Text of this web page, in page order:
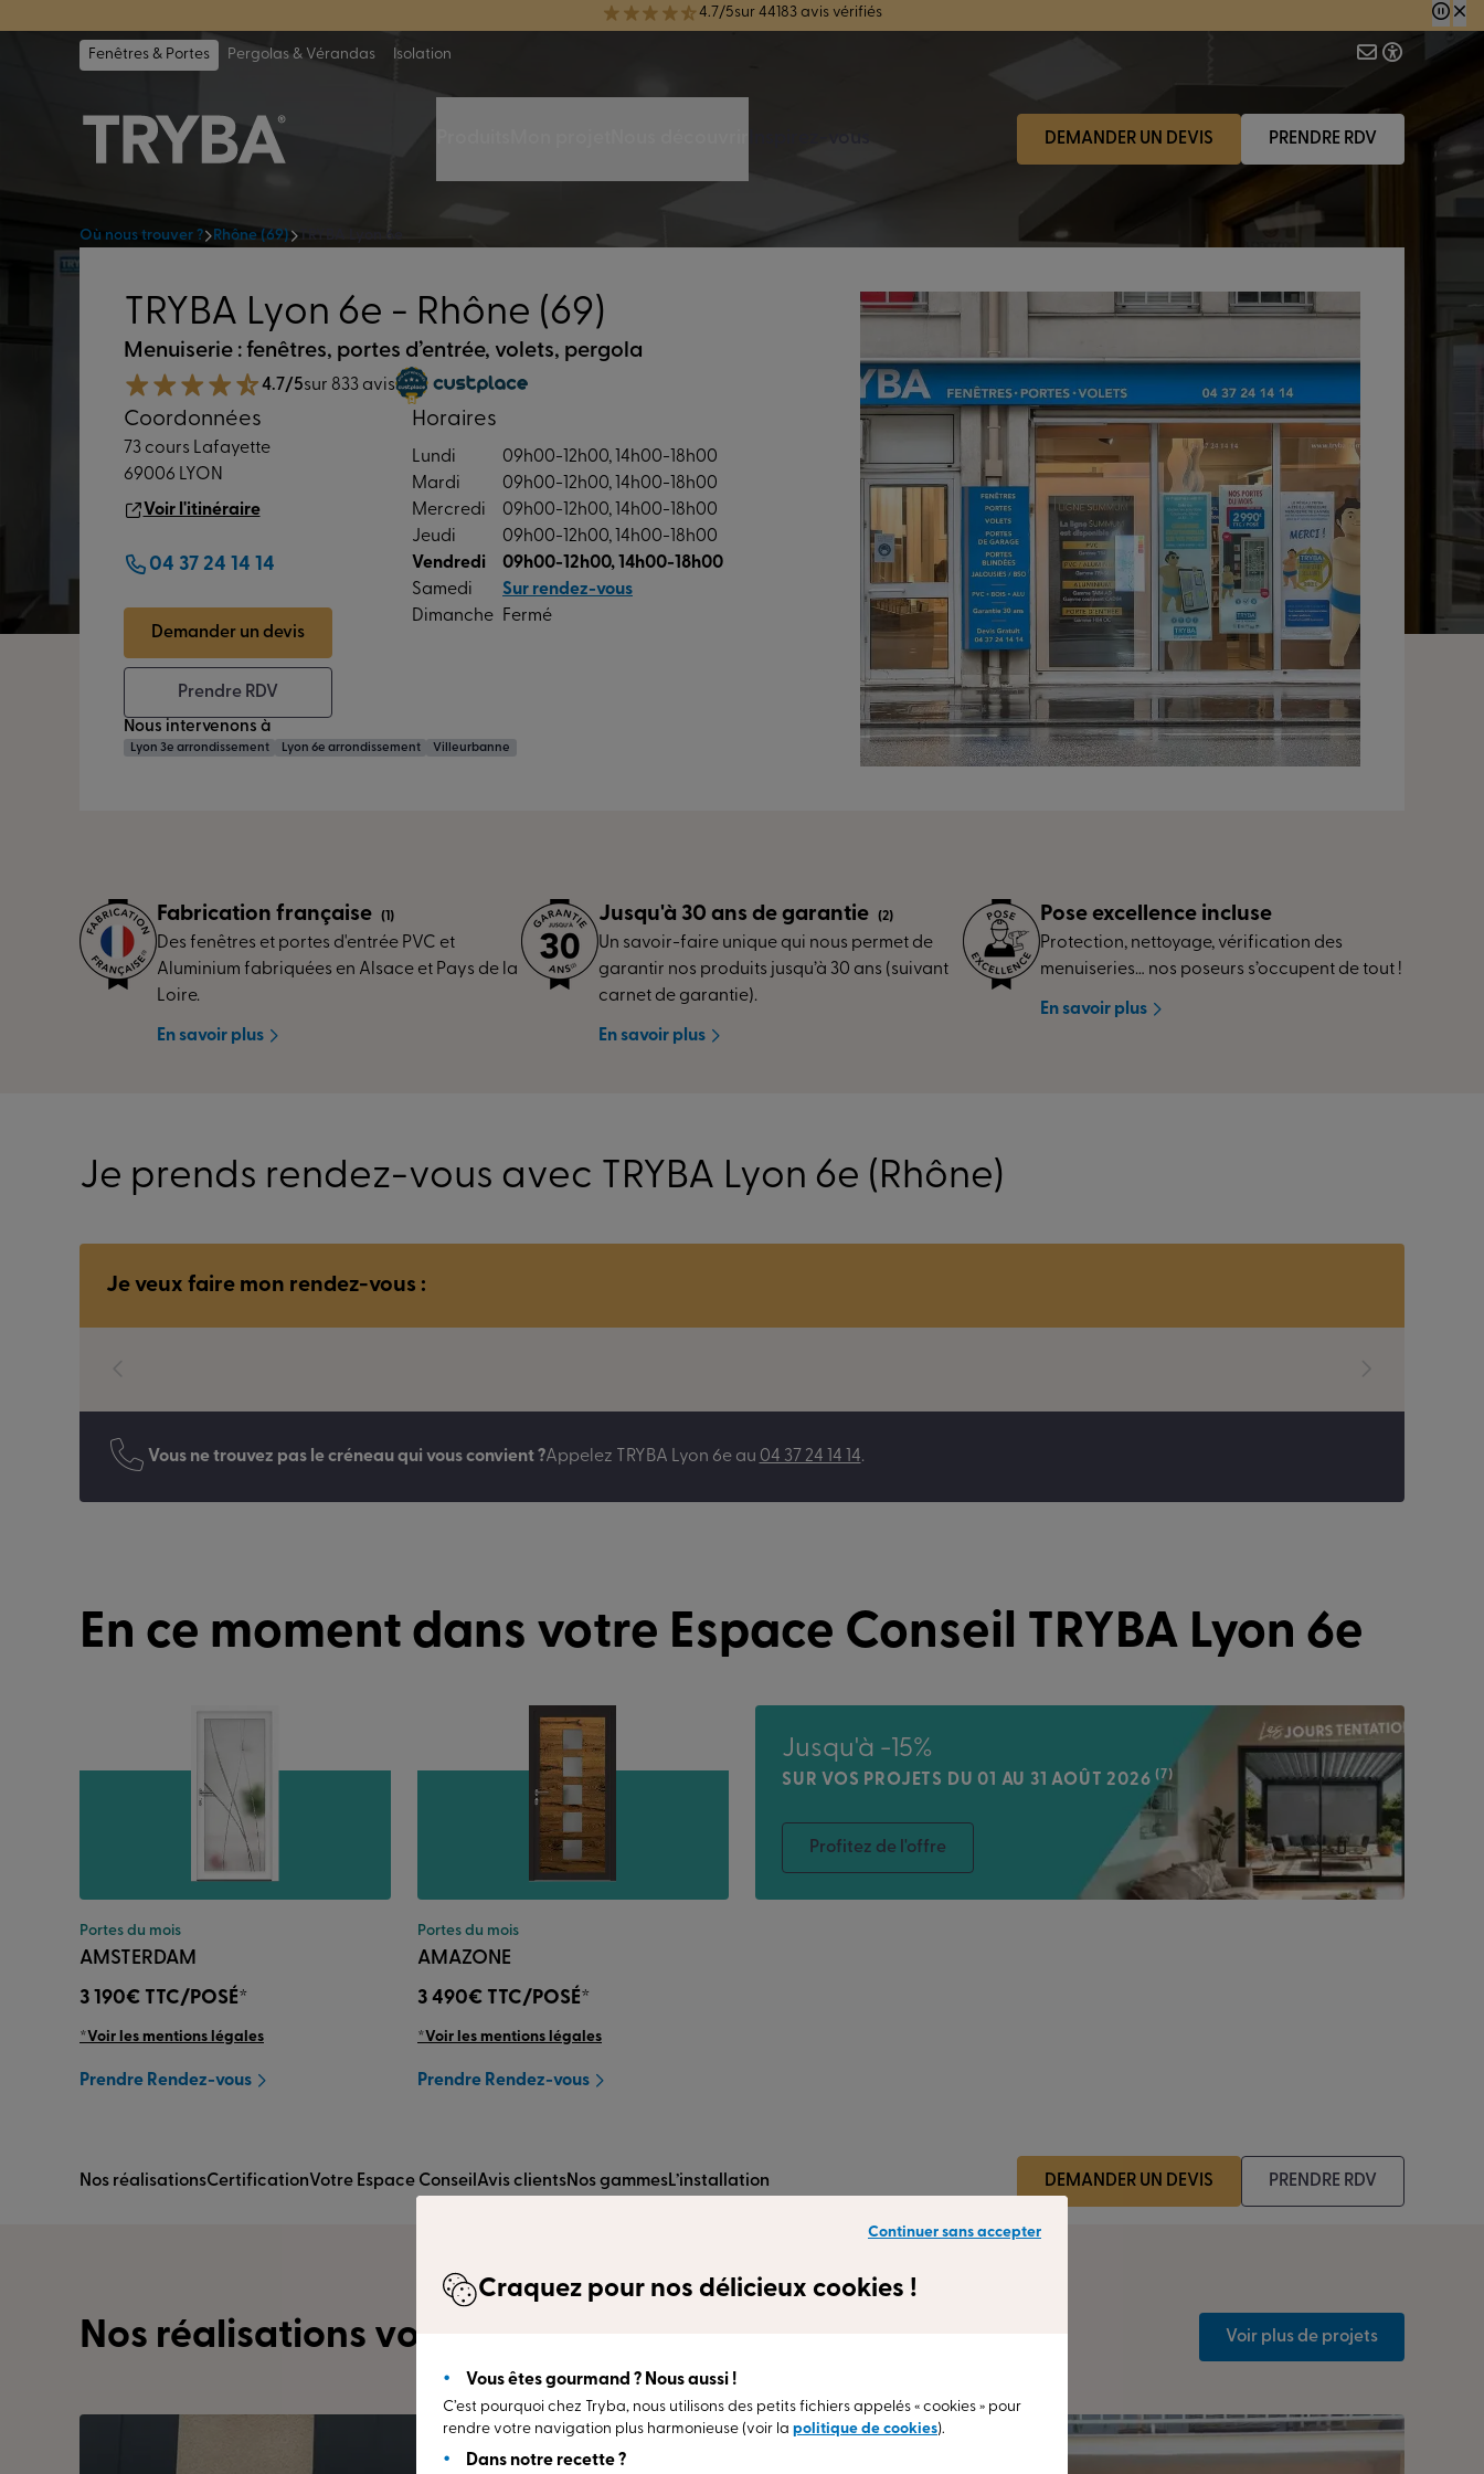
TRYBA a été réélue Meilleure Enseigne de Menuiserie de l'année pour la 7ème année consécutive.
Fenêtres & Portes
Pergolas & Vérandas Isolation
DEMANDER UN DEVIS PRENDRE RDV
Où nous trouver ? Rhône (69) TRYBA Lyon 6e
TRYBA Lyon 6e - Rhône (69)
Menuiserie : fenêtres, portes d’entrée, volets, pergola
4.7/5sur 833 avis
Coordonnées
73 cours Lafayette
69006 LYON
Voir l'itinéraire
04 37 24 14 14
Demander un devis
Prendre RDV
Horaires
Lundi
09h00-12h00, 14h00-18h00
Mardi
09h00-12h00, 14h00-18h00
Mercredi
09h00-12h00, 14h00-18h00
Jeudi
09h00-12h00, 14h00-18h00
Vendredi
09h00-12h00, 14h00-18h00
Samedi
Sur rendez-vous
Dimanche
Fermé
Nous intervenons à
Lyon 3e arrondissement Lyon 6e arrondissement Villeurbanne
Fabrication française (1)
Des fenêtres et portes d'entrée PVC et
Aluminium fabriquées en Alsace et Pays de la
Loire.
En savoir plus
Jusqu'à 30 ans de garantie (2)
Un savoir-faire unique qui nous permet de
garantir nos produits jusqu’à 30 ans (suivant
carnet de garantie).
En savoir plus
Pose excellence incluse
Protection, nettoyage, vérification des
menuiseries… nos poseurs s’occupent de tout !
En savoir plus
Je prends rendez-vous avec TRYBA Lyon 6e (Rhône)
Je veux faire mon rendez-vous :
Vous ne trouvez pas le créneau qui vous convient ?Appelez TRYBA Lyon 6eau 04 37 24 14 14.
En ce moment dans votre Espace Conseil TRYBA Lyon 6e
Portes du mois
AMSTERDAM
3 190€ TTC/POSÉ*
*Voir les mentions légales
Prendre Rendez-vous
Portes du mois
AMAZONE
3 490€ TTC/POSÉ*
*Voir les mentions légales
Prendre Rendez-vous
Jusqu'à -15%
SUR VOS PROJETS DU 01 AU 31 AOÛT 2026(7)
Profitez de l'offre
Nos réalisationsCertificationVotre Espace Conseil Avis clientsNos gammesL’installation DEMANDER UN DEVIS PRENDRE RDV
Nos réalisations vous inspirent Voir plus de projets
Continuer sans accepter
Craquez pour nos délicieux cookies !
Vous êtes gourmand ? Nous aussi !
C’est pourquoi chez Tryba, nous utilisons des petits fichiers appelés « cookies » pour
rendre votre navigation plus harmonieuse (voir la politique de cookies).
Dans notre recette ?